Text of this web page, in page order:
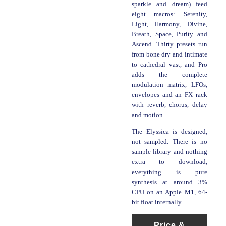
sparkle and dream) feed
eight macros: Serenity,
Light, Harmony, Divine,
Breath, Space, Purity and
Ascend. Thirty presets run
from bone dry and intimate
to cathedral vast, and Pro
adds the complete
modulation matrix, LFOs,
envelopes and an FX rack
with reverb, chorus, delay
and motion.
The Elyssica is designed,
not sampled. There is no
sample library and nothing
extra to download,
everything is pure
synthesis at around 3%
CPU on an Apple M1, 64-
bit float internally.